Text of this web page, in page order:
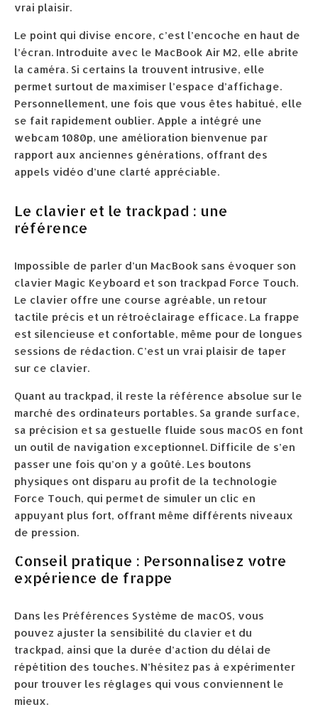
vrai plaisir.
Le point qui divise encore, c’est l’encoche en haut de
l’écran. Introduite avec le MacBook Air M2, elle abrite
la caméra. Si certains la trouvent intrusive, elle
permet surtout de maximiser l’espace d’affichage.
Personnellement, une fois que vous êtes habitué, elle
se fait rapidement oublier. Apple a intégré une
webcam 1080p, une amélioration bienvenue par
rapport aux anciennes générations, offrant des
appels vidéo d’une clarté appréciable.
Le clavier et le trackpad : une
référence
Impossible de parler d’un MacBook sans évoquer son
clavier Magic Keyboard et son trackpad Force Touch.
Le clavier offre une course agréable, un retour
tactile précis et un rétroéclairage efficace. La frappe
est silencieuse et confortable, même pour de longues
sessions de rédaction. C’est un vrai plaisir de taper
sur ce clavier.
Quant au trackpad, il reste la référence absolue sur le
marché des ordinateurs portables. Sa grande surface,
sa précision et sa gestuelle fluide sous macOS en font
un outil de navigation exceptionnel. Difficile de s’en
passer une fois qu’on y a goûté. Les boutons
physiques ont disparu au profit de la technologie
Force Touch, qui permet de simuler un clic en
appuyant plus fort, offrant même différents niveaux
de pression.
Conseil pratique : Personnalisez votre
expérience de frappe
Dans les Préférences Système de macOS, vous
pouvez ajuster la sensibilité du clavier et du
trackpad, ainsi que la durée d’action du délai de
répétition des touches. N’hésitez pas à expérimenter
pour trouver les réglages qui vous conviennent le
mieux.